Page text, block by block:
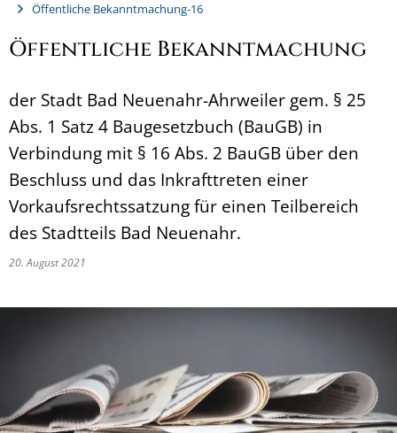
Öffentliche Bekanntmachung-16
Öffentliche Bekanntmachung
der Stadt Bad Neuenahr-Ahrweiler gem. § 25
Abs. 1 Satz 4 Baugesetzbuch (BauGB) in
Verbindung mit § 16 Abs. 2 BauGB über den
Beschluss und das Inkrafttreten einer
Vorkaufsrechtssatzung für einen Teilbereich
des Stadtteils Bad Neuenahr.
20. August 2021